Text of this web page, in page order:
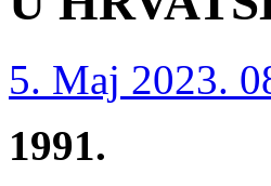
5. Maj 2023.
1991.